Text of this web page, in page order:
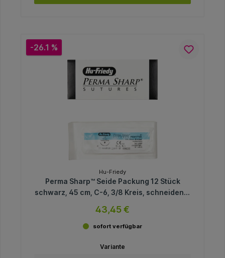
-26.1 %
Hu-Friedy
Perma Sharp™ Seide Packung 12 Stück
schwarz, 45 cm, C-6, 3/8 Kreis, schneidend,
43,45 €
sofort verfügbar
Variante